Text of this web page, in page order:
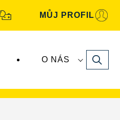
MŮJ PROFIL
O NÁS Search